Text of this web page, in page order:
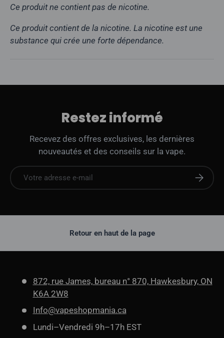
Ce produit ne contient pas de nicotine.
Ce produit contient de la nicotine. La nicotine est une
substance qui crée une forte dépendance.
Restez informé
Recevez des offres exclusives, les dernières
nouveautés et des conseils sur la vape.
E-mail
Retour en haut de la page
872, rue James, bureau n° 870, Hawkesbury, ON
K6A 2W8
Info@vapeshopmania.ca
Lundi–Vendredi 9h–17h EST